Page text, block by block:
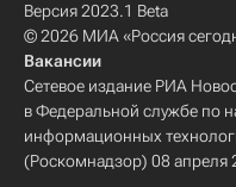
Версия 2023.1 Beta
© 2026 МИА «Россия
Вакансии
Сетевое издание РИА
в Федеральной службе по
информационных
(Роскомнадзор) 08 апреля